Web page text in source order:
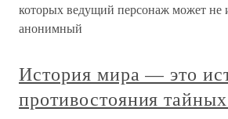
которых ведущий персонаж может не
анонимный
История мира — это
противостояния